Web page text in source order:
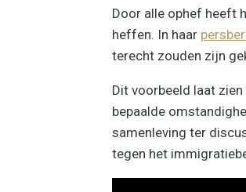
Door alle ophef heeft
heffen. In haar
terecht zouden zijn
Dit voorbeeld laat
bepaalde
samenleving ter
tegen het